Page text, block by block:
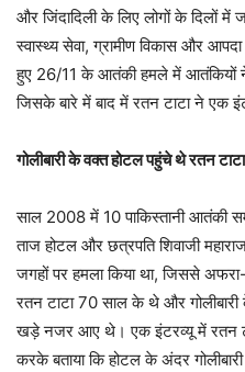
और जिंदादिली के लिए लोगों के दिलों में
स्वास्थ्य सेवा, ग्रामीण विकास और
हुए 26/11 के आतंकी हमले में आतंकियों ने
जिसके बारे में बाद में रतन टाटा ने एक
गोलीबारी के वक्त होटल पहुंचे थे रतन टाटा
साल 2008 में 10 पाकिस्तानी आतंकी
ताज होटल और छत्रपति शिवाजी
जगहों पर हमला किया था, जिससे
रतन टाटा 70 साल के थे और
खड़े नजर आए थे। एक इंटरव्यू में रतन
करके बताया कि होटल के अंदर